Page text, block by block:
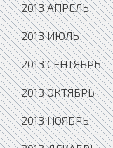
2013 АПРЕЛЬ
2013 ИЮЛЬ
2013 СЕНТЯБРЬ
2013 ОКТЯБРЬ
2013 НОЯБРЬ